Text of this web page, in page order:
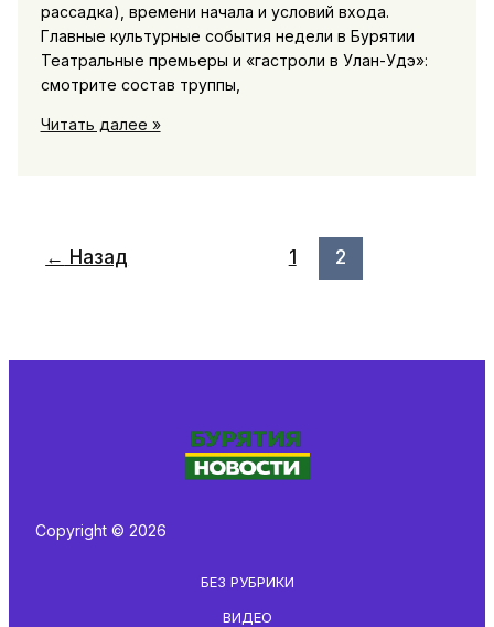
рассадка), времени начала и условий входа.
Главные культурные события недели в Бурятии
Театральные премьеры и «гастроли в Улан-Удэ»:
смотрите состав труппы,
Культура
недели
Читать далее »
← Назад 1 2
Copyright © 2026
БЕЗ РУБРИКИ
ВИДЕО